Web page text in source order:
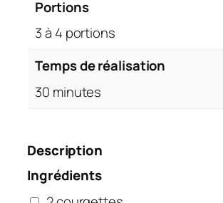
Portions
3 à 4 portions
Temps de réalisation
30 minutes
Description
Ingrédients